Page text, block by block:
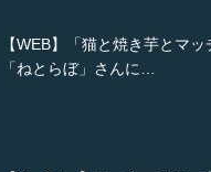
【WEB】「猫と焼き芋とマ
「ねとらぼ」さんに…